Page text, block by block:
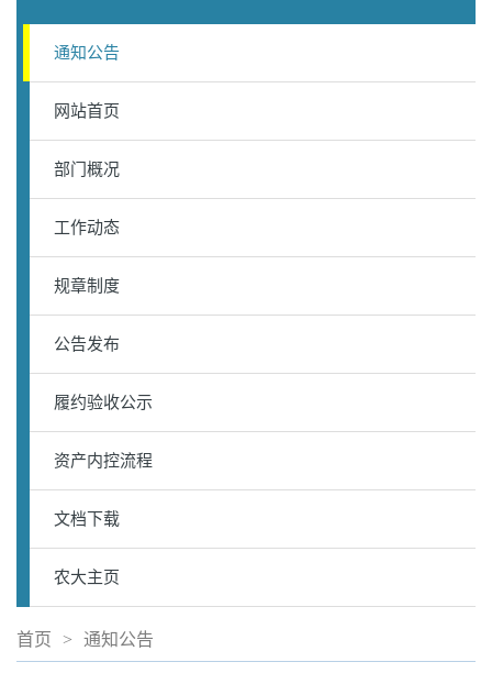
通知公告
网站首页
部门概况
工作动态
规章制度
公告发布
履约验收公示
资产内控流程
文档下载
农大主页
首页 > 通知公告